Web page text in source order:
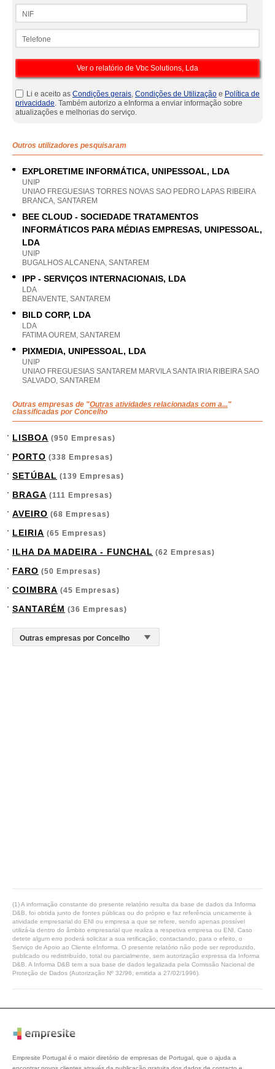
Li e aceito as Condições gerais, Condições de Utilização e Política de
privacidade. Também autorizo a eInforma a enviar informação sobre
atualizações e melhorias do serviço.
Outros utilizadores pesquisaram
EXPLORETIME INFORMÁTICA, UNIPESSOAL, LDA
UNIP
UNIAO FREGUESIAS TORRES NOVAS SAO PEDRO LAPAS RIBEIRA
BRANCA, SANTAREM
BEE CLOUD - SOCIEDADE TRATAMENTOS
INFORMÁTICOS PARA MÉDIAS EMPRESAS, UNIPESSOAL,
LDA
UNIP
BUGALHOS ALCANENA, SANTAREM
IPP - SERVIÇOS INTERNACIONAIS, LDA
LDA
BENAVENTE, SANTAREM
BILD CORP, LDA
LDA
FATIMA OUREM, SANTAREM
PIXMEDIA, UNIPESSOAL, LDA
UNIP
UNIAO FREGUESIAS SANTAREM MARVILA SANTA IRIA RIBEIRA SAO
SALVADO, SANTAREM
Outras empresas de "Outras atividades relacionadas com a..."
classificadas por Concelho
LISBOA (950 Empresas)
PORTO (338 Empresas)
SETÚBAL (139 Empresas)
BRAGA (111 Empresas)
AVEIRO (68 Empresas)
LEIRIA (65 Empresas)
ILHA DA MADEIRA - FUNCHAL (62 Empresas)
FARO (50 Empresas)
COIMBRA (45 Empresas)
SANTARÉM (36 Empresas)
(1) A informação constante do presente relatório resulta da base de dados da Informa
D&B, foi obtida junto de fontes públicas ou do próprio e faz referência unicamente à
atividade empresarial do ENI ou empresa a que se refere, sendo apenas possível
utilizá-la dentro do âmbito empresarial que realiza a respetiva empresa ou ENI. Caso
detete algum erro poderá solicitar a sua retificação, contactando, para o efeito, o
Serviço de Apoio ao Cliente eInforma. O presente relatório não pode ser reproduzido,
publicado ou redistribuído, total ou parcialmente, sem autorização expressa da Informa
D&B. A Informa D&B tem a sua base de dados legalizada pela Comissão Nacional de
Proteção de Dados (Autorização Nº 32/96, emitida a 27/02/1996).
Empresite Portugal é o maior diretório de empresas de Portugal, que o ajuda a